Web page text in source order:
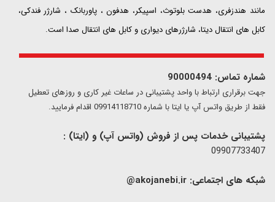
مانند هندزفری، هدست بلوتوث، اسپیکر، هدفون ، پاوربانک ، شارژر فندکی،
کابل های انتقال دیتا، شارژرهای دیواری و کابل های انتقال صدا است.
شماره تماس: 90000494
​​جهت برقراری ارتباط با واحد پشتیبانی در ساعات غیر کاری و روزهای تعطیل
فقط از طریق واتس آپ یا ایتا با شماره 09914118710 اقدام فرمایید.
پشتیبانی خدمات پس از فروش (واتس آپ) و (ایتا) :
09907733407
شبکه های اجتماعی: akojanebi.ir@